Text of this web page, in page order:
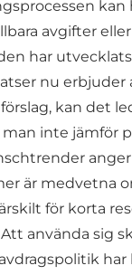
kan
avgifter
har
nu erbjuder
kan det
inte jämför
är medvetna
för korta
använda sig